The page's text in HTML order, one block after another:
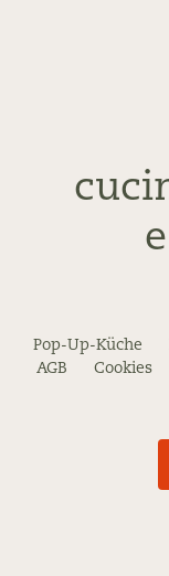
Pop-Up-Küche
AGB
Cookies